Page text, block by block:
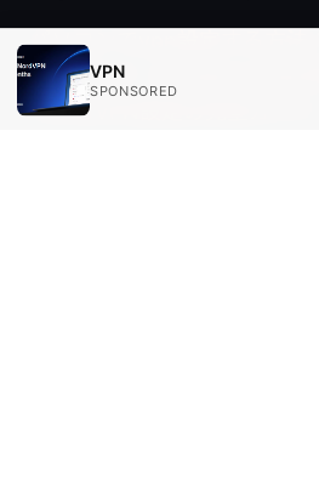
パソコンでvpn設定する方法
簡単ガイド（windows mac
できるVPN設定の完全ガイド
VPN
SPONSORED